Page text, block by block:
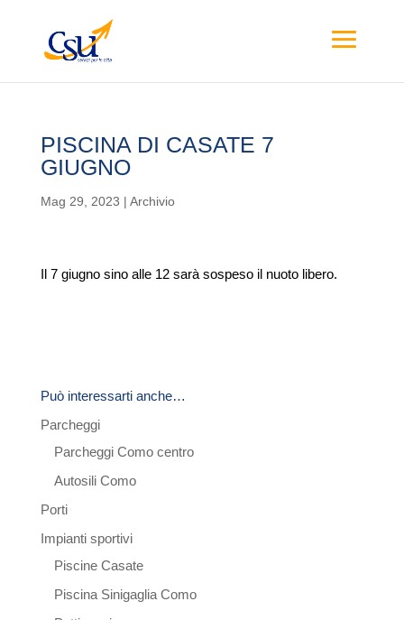
PISCINA DI CASATE 7
GIUGNO
Mag 29, 2023 | Archivio
Il 7 giugno sino alle 12 sarà sospeso il nuoto libero.
Può interessarti anche…
Parcheggi
Parcheggi Como centro
Autosili Como
Porti
Impianti sportivi
Piscine Casate
Piscina Sinigaglia Como